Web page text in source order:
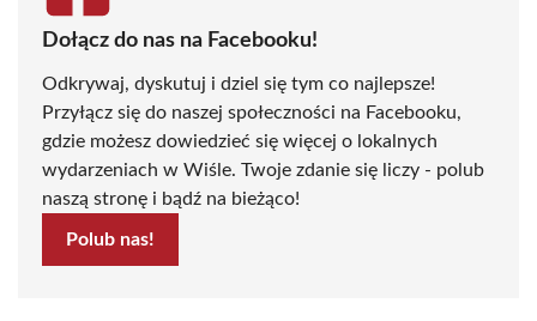
Dołącz do nas na Facebooku!
Odkrywaj, dyskutuj i dziel się tym co najlepsze!
Przyłącz się do naszej społeczności na Facebooku,
gdzie możesz dowiedzieć się więcej o lokalnych
wydarzeniach w Wiśle. Twoje zdanie się liczy - polub
naszą stronę i bądź na bieżąco!
Polub nas!